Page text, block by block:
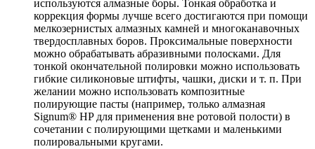
используются алмазные боры. Тонкая обработка и
коррекция формы лучше всего достигаются при помощи
мелкозернистых алмазных камней и многоканавочных
твердосплавных боров. Проксимальные поверхности
можно обрабатывать абразивными полосками. Для
тонкой окончательной полировки можно использовать
гибкие силиконовые штифты, чашки, диски и т. п. При
желании можно использовать композитные
полирующие пасты (например, только алмазная
Signum® HP для применения вне ротовой полости) в
сочетании с полирующими щетками и маленькими
полировальными кругами.